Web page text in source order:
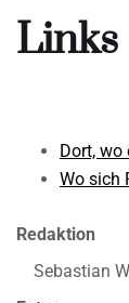
Links
Dort, wo
Wo sich
Redaktion
Sebastian